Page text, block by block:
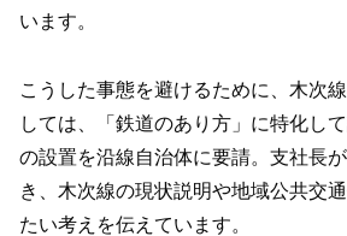
います。
こうした事態を避けるために、木次
しては、「鉄道のあり方」に特化し
の設置を沿線自治体に要請。支社長
き、木次線の現状説明や地域公共交
たい考えを伝えています。